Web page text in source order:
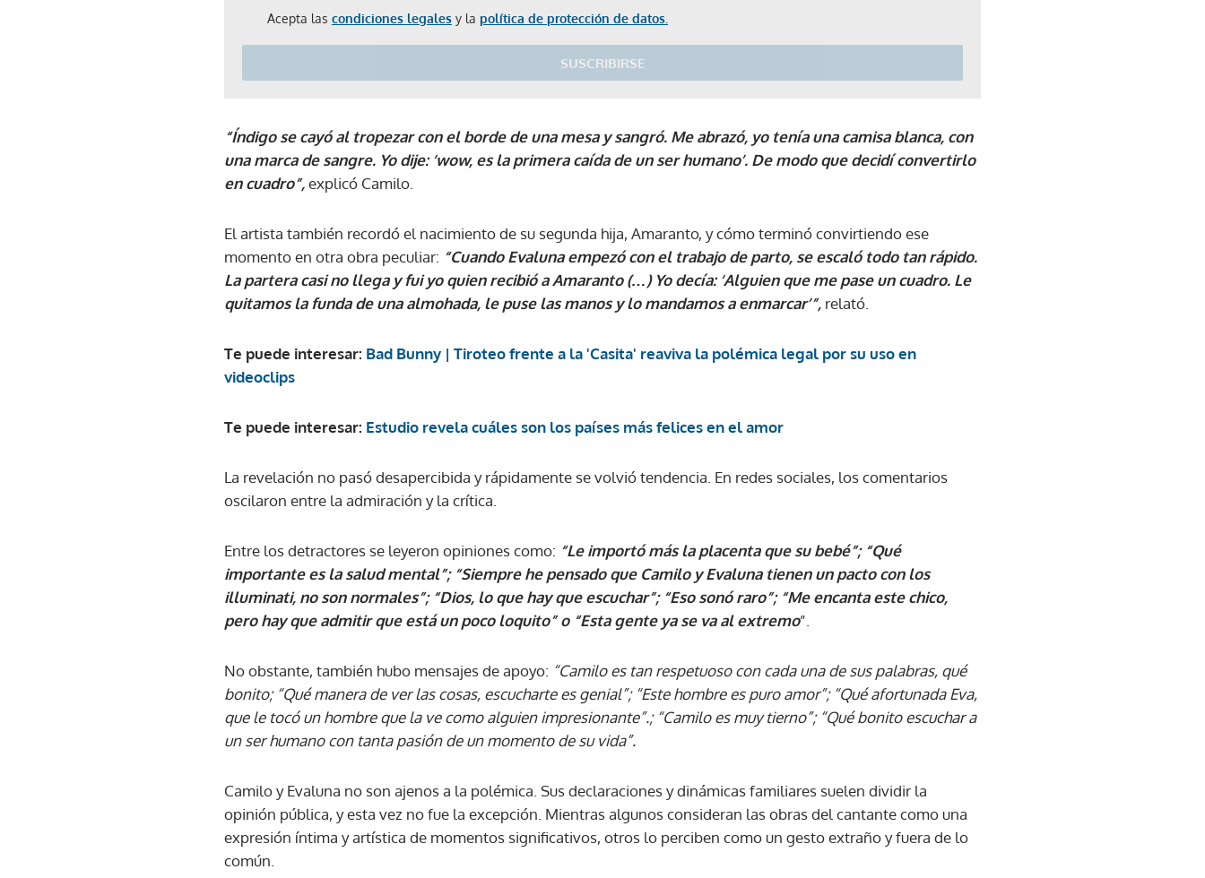
Acepta las condiciones legales y la política de protección de datos.
SUSCRIBIRSE
Gracias por suscribirte a nuestro boletín.
“Índigo se cayó al tropezar con el borde de una mesa y sangró. Me abrazó, yo tenía una camisa blanca, con
una marca de sangre. Yo dije: ‘wow, es la primera caída de un ser humano’. De modo que decidí convertirlo
en cuadro”,explicó Camilo.
El artista también recordó el nacimiento de su segunda hija, Amaranto, y cómo terminó convirtiendo ese
momento en otra obra peculiar: “Cuando Evaluna empezó con el trabajo de parto, se escaló todo tan rápido.
La partera casi no llega y fui yo quien recibió a Amaranto (…) Yo decía: ‘Alguien que me pase un cuadro. Le
quitamos la funda de una almohada, le puse las manos y lo mandamos a enmarcar’”, relató.
Te puede interesar: Bad Bunny | Tiroteo frente a la 'Casita' reaviva la polémica legal por su uso en
videoclips
Te puede interesar: Estudio revela cuáles son los países más felices en el amor
La revelación no pasó desapercibida y rápidamente se volvió tendencia. En redes sociales, los comentarios
oscilaron entre la admiración y la crítica.
Entre los detractores se leyeron opiniones como: “Le importó más la placenta que su bebé”; “Qué
importante es la salud mental”; “Siempre he pensado que Camilo y Evaluna tienen un pacto con los
illuminati, no son normales”; “Dios, lo que hay que escuchar”; “Eso sonó raro”; “Me encanta este chico,
pero hay que admitir que está un poco loquito” o “Esta gente ya se va al extremo”.
No obstante, también hubo mensajes de apoyo: “Camilo es tan respetuoso con cada una de sus palabras, qué
bonito; “Qué manera de ver las cosas, escucharte es genial”; “Este hombre es puro amor”; “Qué afortunada Eva,
que le tocó un hombre que la ve como alguien impresionante”.; “Camilo es muy tierno”; “Qué bonito escuchar a
un ser humano con tanta pasión de un momento de su vida”.
Camilo y Evaluna no son ajenos a la polémica. Sus declaraciones y dinámicas familiares suelen dividir la
opinión pública, y esta vez no fue la excepción. Mientras algunos consideran las obras del cantante como una
expresión íntima y artística de momentos significativos, otros lo perciben como un gesto extraño y fuera de lo
común.